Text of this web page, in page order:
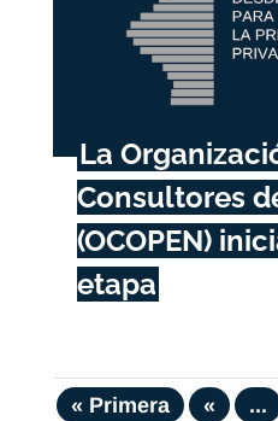
La
Consultores
(OCOPEN)
etapa
« Primera « ...